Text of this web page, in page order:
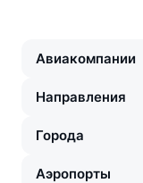
Авиакомпании
Направления
Города
Аэропорты